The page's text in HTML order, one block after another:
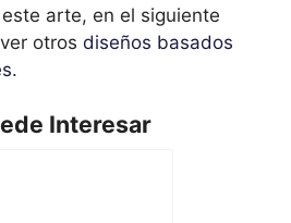
arte, en el siguiente
otros diseños basados
.
Interesar